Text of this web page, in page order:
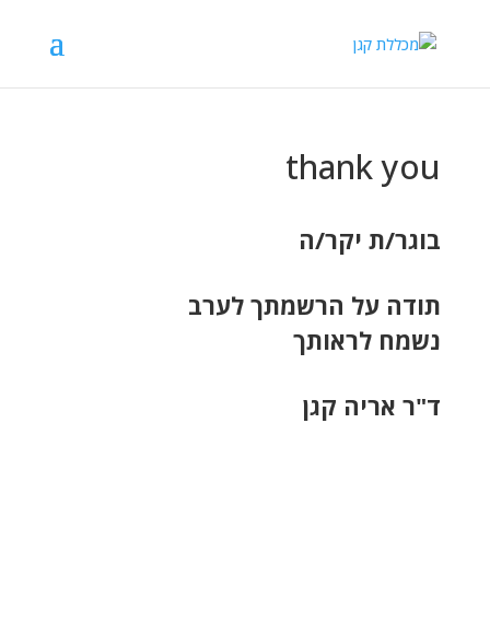
thank you
בוגר/ת יקר/ה
תודה על הרשמתך לערב
נשמח לראותך
ד"ר אריה קגן